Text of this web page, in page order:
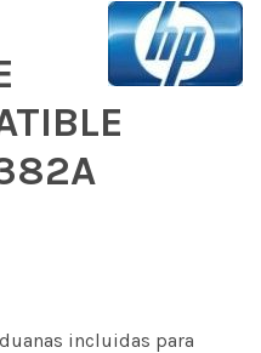
incluidas para